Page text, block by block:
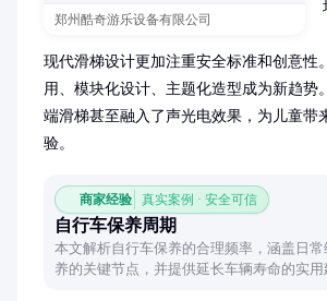
郑州酷奇游乐设备有限公司
现代滑梯设计更加注重安全标准和创意性
用、模块化设计、主题化造型成为新趋势
端滑梯甚至融入了声光电效果，为儿童带
验。
商家经验 真实案例 · 安全可信
自行车保养周期
本文解析自行车保养的合理频率，涵盖日
养的关键节点，并提供延长车辆寿命的实